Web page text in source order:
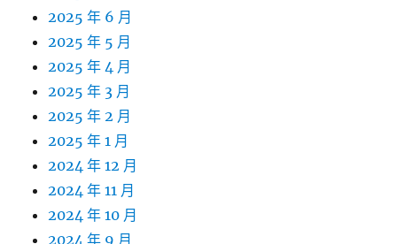
2025 年 6 月
2025 年 5 月
2025 年 4 月
2025 年 3 月
2025 年 2 月
2025 年 1 月
2024 年 12 月
2024 年 11 月
2024 年 10 月
2024 年 9 月